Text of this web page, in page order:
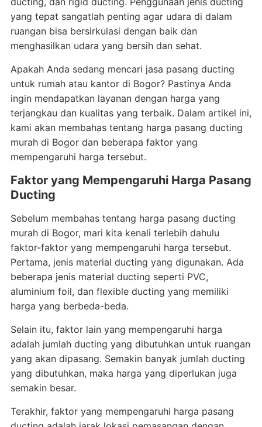
yang tepat sangatlah penting agar udara di dalam
ruangan bisa bersirkulasi dengan baik dan
menghasilkan udara yang bersih dan sehat.
Apakah Anda sedang mencari jasa pasang ducting
untuk rumah atau kantor di Bogor? Pastinya Anda
ingin mendapatkan layanan dengan harga yang
terjangkau dan kualitas yang terbaik. Dalam artikel ini,
kami akan membahas tentang harga pasang ducting
murah di Bogor dan beberapa faktor yang
mempengaruhi harga tersebut.
Faktor yang Mempengaruhi Harga Pasang
Ducting
Sebelum membahas tentang harga pasang ducting
murah di Bogor, mari kita kenali terlebih dahulu
faktor-faktor yang mempengaruhi harga tersebut.
Pertama, jenis material ducting yang digunakan. Ada
beberapa jenis material ducting seperti PVC,
aluminium foil, dan flexible ducting yang memiliki
harga yang berbeda-beda.
Selain itu, faktor lain yang mempengaruhi harga
adalah jumlah ducting yang dibutuhkan untuk ruangan
yang akan dipasang. Semakin banyak jumlah ducting
yang dibutuhkan, maka harga yang diperlukan juga
semakin besar.
Terakhir, faktor yang mempengaruhi harga pasang